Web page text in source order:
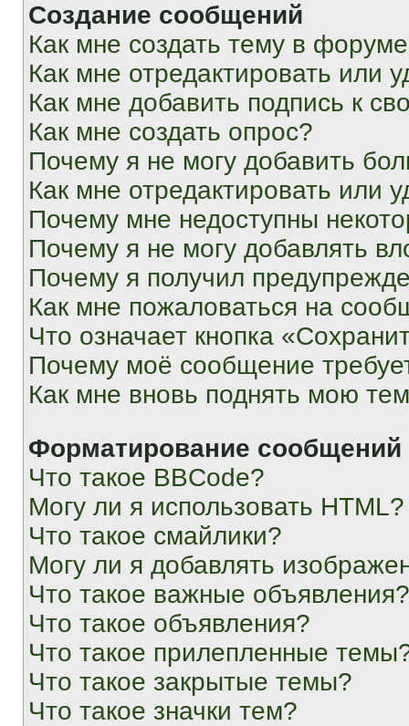
Создание сообщений
Как мне создать тему в
Как мне отредактировать или
Как мне добавить подпись к
Как мне создать опрос?
Почему я не могу добавить
Как мне отредактировать или
Почему мне недоступны
Почему я не могу добавлять
Почему я получил
Как мне пожаловаться на
Что означает кнопка
Почему моё сообщение
Как мне вновь поднять мою
Форматирование
Что такое BBCode?
Могу ли я использовать HTML?
Что такое смайлики?
Могу ли я добавлять
Что такое важные объявления?
Что такое объявления?
Что такое прилепленные
Что такое закрытые темы?
Что такое значки тем?